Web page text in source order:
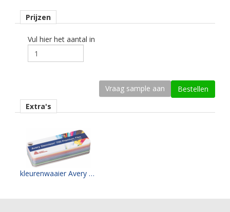
64 mu
Kleefkracht (N/1000 mm)
Maximale krimp (mm)
0,25.
Minimale aanbrengstemperatuur (°C)
10.
Temperatuurbereik (°C)
-40 tot +90.
Prijzen
Vul hier het aantal in
Extra's
kleurenwaaier Avery PF700 serie